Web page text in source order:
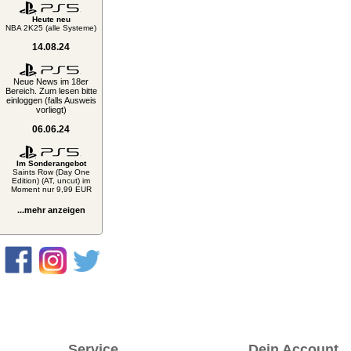
Heute neu
NBA 2K25 (alle Systeme)
14.08.24
Neue News im 18er
Bereich. Zum lesen bitte
einloggen (falls Ausweis
vorliegt)
06.06.24
Im Sonderangebot
Saints Row (Day One
Edition) (AT, uncut) im
Moment nur 9,99 EUR
...mehr anzeigen